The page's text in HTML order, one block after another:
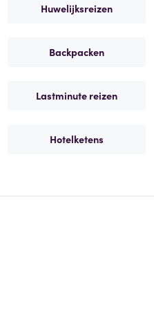
Huwelijksreizen
Backpacken
Lastminute reizen
Hotelketens